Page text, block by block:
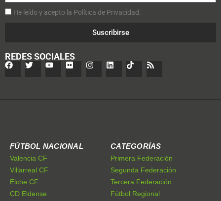
He leído y acepto la Política de Privacidad.
Suscribirse
REDES SOCIALES
FÚTBOL NACIONAL
Valencia CF
Villarreal CF
Elche CF
CD Eldense
CATEGORÍAS
Primera Federación
Segunda Federación
Tercera Federación
Fútbol Regional